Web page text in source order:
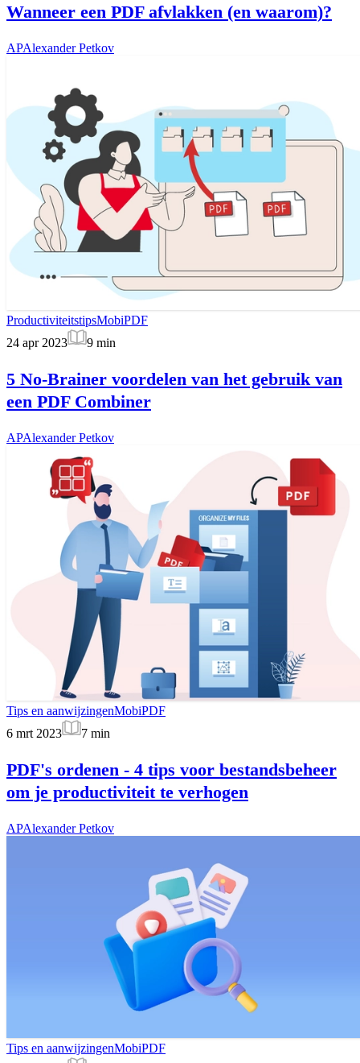
Wanneer een PDF afvlakken (en waarom)?
APAlexander Petkov
ProductiviteitstipsMobiPDF
24 apr 2023
9 min
5 No-Brainer voordelen van het gebruik van
een PDF Combiner
APAlexander Petkov
Tips en aanwijzingenMobiPDF
6 mrt 2023
7 min
PDF's ordenen - 4 tips voor bestandsbeheer
om je productiviteit te verhogen
APAlexander Petkov
Tips en aanwijzingenMobiPDF